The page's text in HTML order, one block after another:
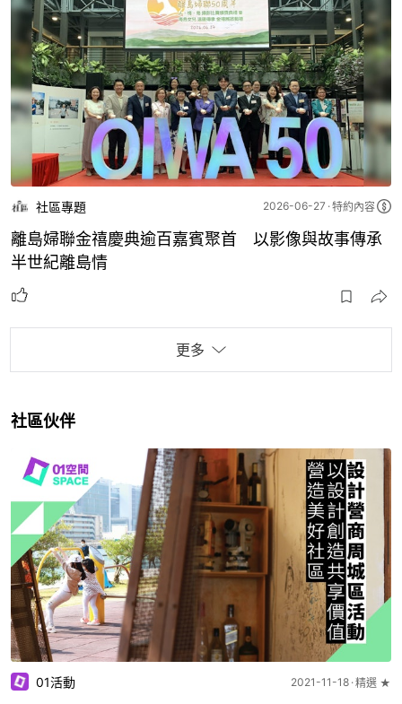
社區專題 2026-06-27 特約內容
離島婦聯金禧慶典逾百嘉賓聚首 以影像與故事傳承
半世紀離島情
更多
社區伙伴
01活動 2021-11-18 精選 ★